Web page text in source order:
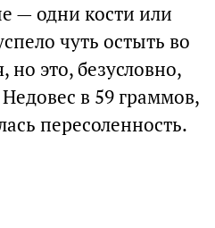
— одни кости или
чуть остыть во
это, безусловно,
в 59 граммов,
пересоленность.